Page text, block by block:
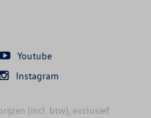
Youtube
Instagram
(incl. btw), exclusief